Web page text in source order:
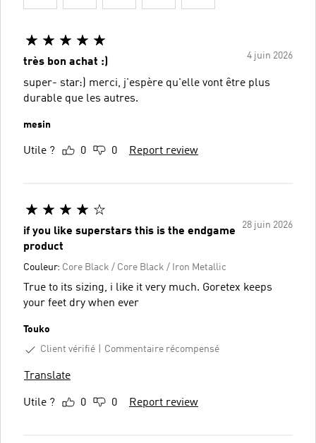
4 juin 2026
très bon achat :)
super- star:) merci, j'espère qu'elle vont être plus
durable que les autres.
mesin
Utile ? 0 0 Report review
28 juin 2026
if you like superstars this is the endgame
product
Couleur: Core Black / Core Black / Iron Metallic
True to its sizing, i like it very much. Goretex keeps
your feet dry when ever
Touko
Client vérifié
Commentaire récompensé
Translate
Utile ? 0 0 Report review